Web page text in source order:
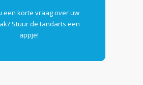
een korte vraag over uw
Stuur de tandarts een
appje!